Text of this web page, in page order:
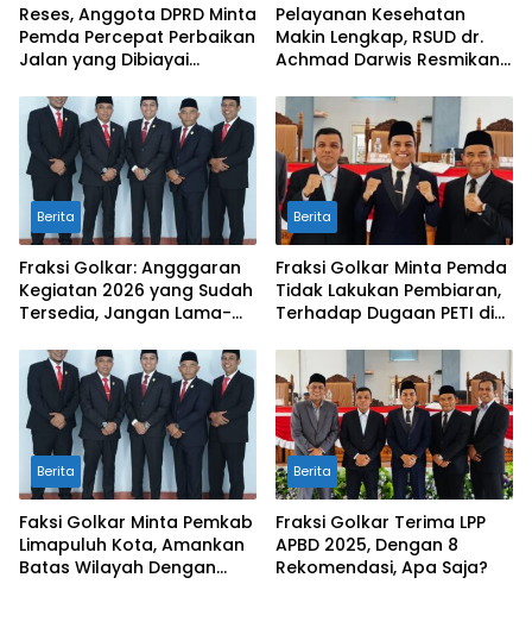
Reses, Anggota DPRD Minta
Pemda Percepat Perbaikan
Jalan yang Dibiayai
Pelayanan Kesehatan
Makin Lengkap, RSUD dr.
Achmad Darwis Resmikan
Berita
Fraksi Golkar: Angggaran
Kegiatan 2026 yang Sudah
Tersedia, Jangan Lama-
Daerah
Berita
Fraksi Golkar Minta Pemda
Tidak Lakukan Pembiaran,
Terhadap Dugaan PETI di
Berita
Faksi Golkar Minta Pemkab
Limapuluh Kota, Amankan
Batas Wilayah Dengan
Berita
Fraksi Golkar Terima LPP
APBD 2025, Dengan 8
Rekomendasi, Apa Saja?